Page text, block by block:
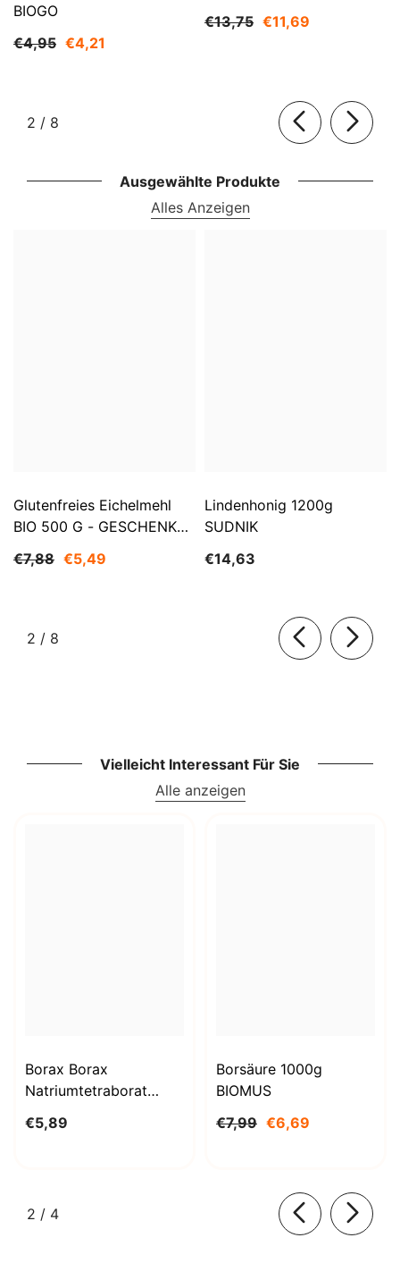
BIOGO
€4,95 €4,21
€13,75 €11,69
2 / von
8
Ausgewählte Produkte
Alles Anzeigen
Glutenfreies Eichelmehl
BIO 500 G - GESCHENKE
€7,88 €5,49
Lindenhonig 1200g
SUDNIK
€14,63
2 / von
8
Vielleicht Interessant Für Sie
Alle anzeigen
Borax Borax
Natriumtetraborat
STANLAB
€5,89
Borsäure 1000g
BIOMUS
€7,99 €6,69
2 / von
4